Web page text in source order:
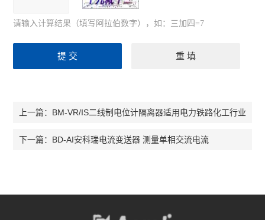
请输入计算结果（填写阿拉伯数字），如：三加四=7
上一篇： BM-VR/IS二线制电位计隔离器适用电力铁路化工行业
下一篇： BD-AI安科瑞电流变送器 测量单相交流电流